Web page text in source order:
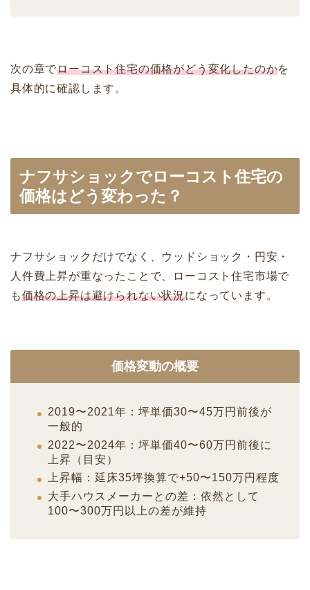
次の章でローコスト住宅の価格がどう変化したのかを
具体的に確認します。
ナフサショックでローコスト住宅の
価格はどう変わった？
ナフサショックだけでなく、ウッドショック・円安・
人件費上昇が重なったことで、ローコスト住宅市場で
も価格の上昇は避けられない状況になっています。
価格変動の概要
2019〜2021年：坪単価30〜45万円前後が
一般的
2022〜2024年：坪単価40〜60万円前後に
上昇（目安）
上昇幅：延床35坪換算で+50〜150万円程度
大手ハウスメーカーとの差：依然として
100〜300万円以上の差が維持